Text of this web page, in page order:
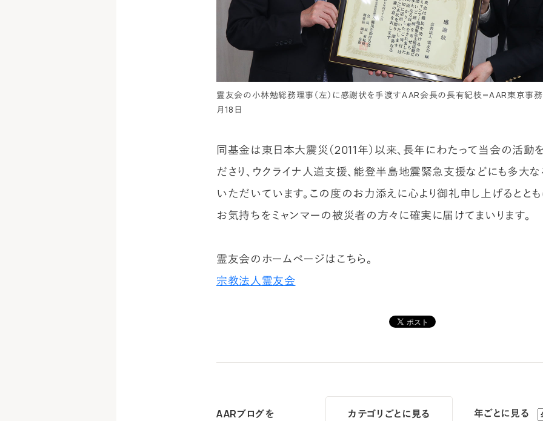
霊友会の小林勉総務理事（左）に感謝状を手渡すAAR会長の長有紀枝＝AAR東京事
月18日
同基金は東日本大震災（2011年）以来、長年にわたって当会の活動
ださり、ウクライナ人道支援、能登半島地震緊急支援などにも多大
いただいています。この度のお力添えに心より御礼申し上げるとと
お気持ちをミャンマーの被災者の方々に確実に届けてまいります。
霊友会のホームページはこちら。
宗教法人霊友会
AARブログを カテゴリ ごとに見る 年ごとに見る